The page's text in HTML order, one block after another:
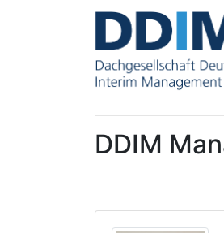
DDIM